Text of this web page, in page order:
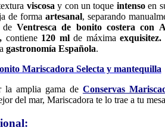
viscosa y con un toque intensoen
de formaartesanal, separando
deVentresca de bonito costera con
contiene 120 mlde máximaexquisitez.
gastronomía Española.
Mariscadora Selecta y mantequilla
la amplia gama de Conservas
del mar, Mariscadora te lo trae a tu